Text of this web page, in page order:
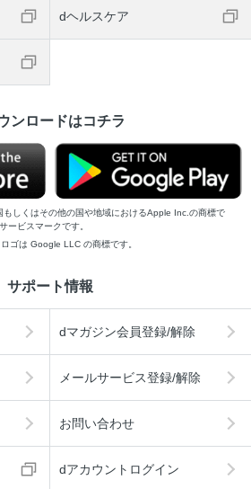
dヘルスケア
ンロードはコチラ
しくはその他の国や地域におけるApple Inc.の商標で
ービスマークです。
ゴは Google LLC の商標です。
サポート情報
dマガジン会員登録/解除
メールサービス登録/解除
お問い合わせ
dアカウントログイン